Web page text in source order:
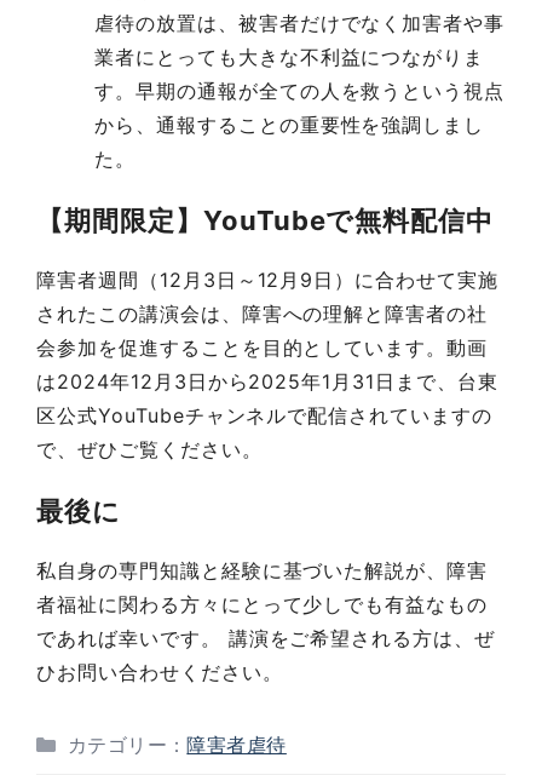
虐待の放置は、被害者だけでなく加害者や事
業者にとっても大きな不利益につながりま
す。早期の通報が全ての人を救うという視点
から、通報することの重要性を強調しまし
た。
【期間限定】YouTubeで無料配信中
障害者週間（12月3日～12月9日）に合わせて実施
されたこの講演会は、障害への理解と障害者の社
会参加を促進することを目的としています。動画
は2024年12月3日から2025年1月31日まで、台東
区公式YouTubeチャンネルで配信されていますの
で、ぜひご覧ください。
最後に
私自身の専門知識と経験に基づいた解説が、障害
者福祉に関わる方々にとって少しでも有益なもの
であれば幸いです。 講演をご希望される方は、ぜ
ひお問い合わせください。
カテゴリー：障害者虐待